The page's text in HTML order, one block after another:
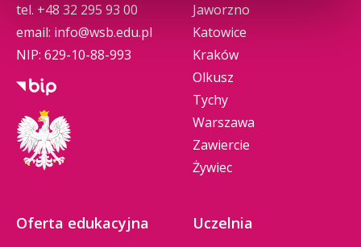
tel. +48 32 295 93 00
email: info@wsb.edu.pl
NIP: 629-10-88-993
Jaworzno
Katowice
Kraków
Olkusz
Tychy
Warszawa
Zawiercie
Żywiec
Oferta edukacyjna Uczelnia